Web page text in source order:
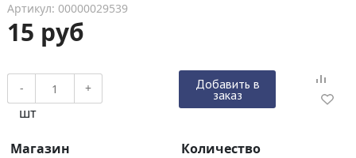
Артикул: 00000029539
15 руб
- +
шт
Добавить в
заказ
Магазин
Количество